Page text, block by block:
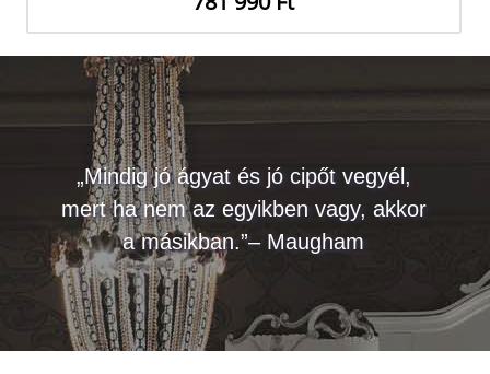
„Mindig jó ágyat és jó cipőt vegyél,
mert ha nem az egyikben vagy, akkor
a másikban.”– Maugham